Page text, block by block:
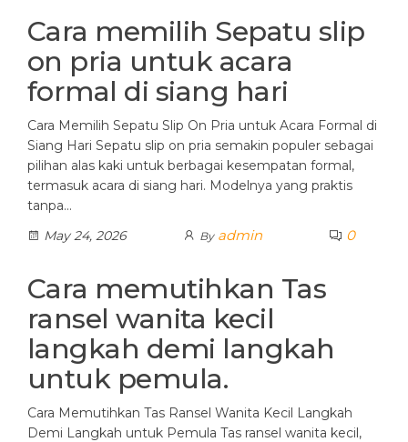
Cara memilih Sepatu slip
on pria untuk acara
formal di siang hari
Cara Memilih Sepatu Slip On Pria untuk Acara Formal di
Siang Hari Sepatu slip on pria semakin populer sebagai
pilihan alas kaki untuk berbagai kesempatan formal,
termasuk acara di siang hari. Modelnya yang praktis
tanpa…
May 24, 2026
By admin 0
Cara memutihkan Tas
ransel wanita kecil
langkah demi langkah
untuk pemula.
Cara Memutihkan Tas Ransel Wanita Kecil Langkah
Demi Langkah untuk Pemula Tas ransel wanita kecil,